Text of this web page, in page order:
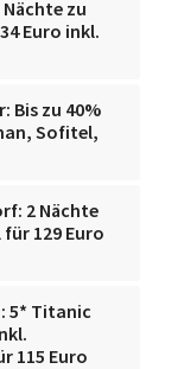
zu
Euro inkl.
Bis zu 40%
Sofitel,
2 Nächte
129 Euro
5* Titanic
115 Euro